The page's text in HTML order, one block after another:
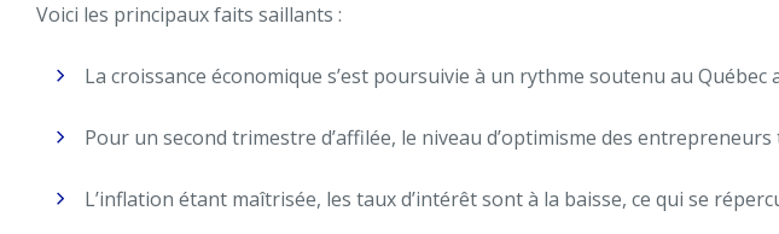
Voici les principaux faits saillants :
La croissance économique s’est poursuivie à un rythme soutenu au Québec
Pour un second trimestre d’affilée, le niveau d’optimisme des
L’inflation étant maîtrisée, les taux d’intérêt sont à la baisse, ce qui se